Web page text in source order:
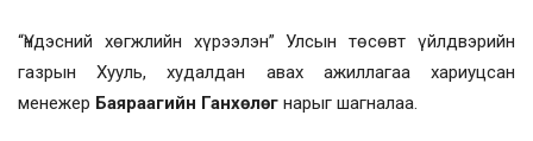
“Үндэсний хөгжлийн хүрээлэн” Улсын төсөвт үйлдвэрийн
газрын Хууль, худалдан авах ажиллагаа хариуцсан
менежер Баяраагийн Ганхөлөг нарыг шагналаа.